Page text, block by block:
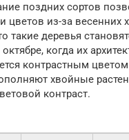
поздних сортов
цветов из-за весенних
такие деревья
когда их
контрастным
хвойные
контраст.